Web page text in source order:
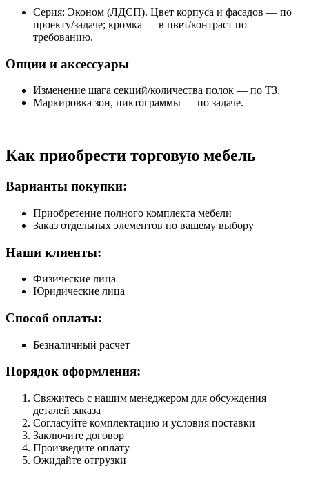
Серия: Эконом (ЛДСП). Цвет корпуса и фасадов — по
проекту/задаче; кромка — в цвет/контраст по
требованию.
Опции и аксессуары
Изменение шага секций/количества полок — по ТЗ.
Маркировка зон, пиктограммы — по задаче.
Как приобрести торговую мебель
Варианты покупки:
Приобретение полного комплекта мебели
Заказ отдельных элементов по вашему выбору
Наши клиенты:
Физические лица
Юридические лица
Способ оплаты:
Безналичный расчет
Порядок оформления:
Свяжитесь с нашим менеджером для обсуждения
деталей заказа
Согласуйте комплектацию и условия поставки
Заключите договор
Произведите оплату
Ожидайте отгрузки